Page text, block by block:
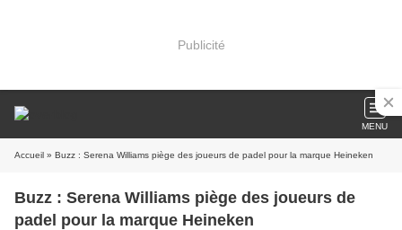
Publicité
MENU
Accueil » Buzz : Serena Williams piège des joueurs de padel pour la marque Heineken
Buzz : Serena Williams piège des joueurs de
padel pour la marque Heineken